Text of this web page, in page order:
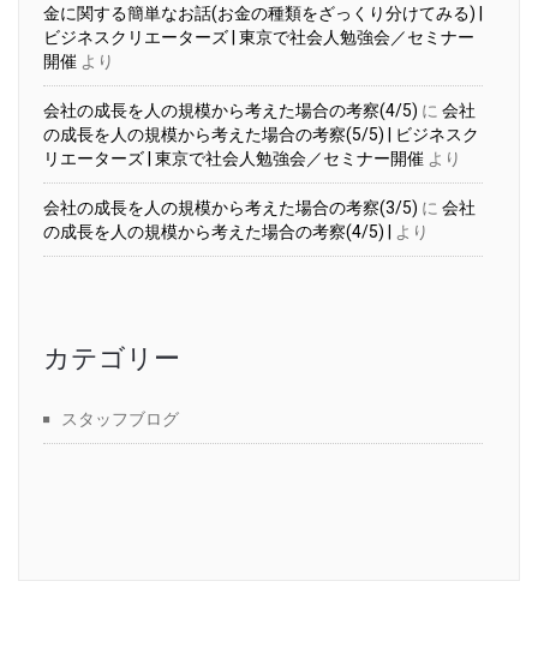
金に関する簡単なお話(お金の種類をざっくり分けてみる) |
ビジネスクリエーターズ | 東京で社会人勉強会／セミナー
開催 より
会社の成長を人の規模から考えた場合の考察(4/5) に 会社
の成長を人の規模から考えた場合の考察(5/5) | ビジネスク
リエーターズ | 東京で社会人勉強会／セミナー開催 より
会社の成長を人の規模から考えた場合の考察(3/5) に 会社
の成長を人の規模から考えた場合の考察(4/5) |
より
カテゴリー
スタッフブログ